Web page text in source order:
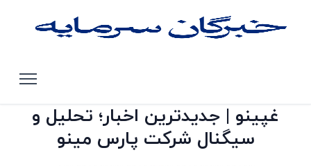
غپینو | جدیدترین اخبار؛ تحلیل و
سیگنال شرکت پارس مینو